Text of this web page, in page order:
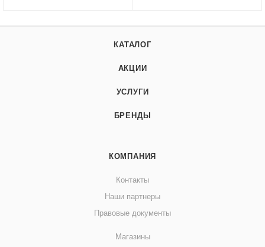
КАТАЛОГ
АКЦИИ
УСЛУГИ
БРЕНДЫ
КОМПАНИЯ
Контакты
Наши партнеры
Правовые документы
Магазины